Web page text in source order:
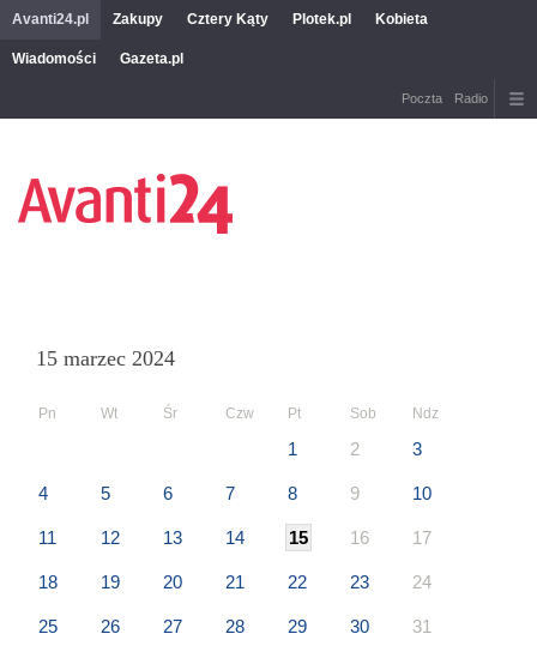
Avanti24.pl Zakupy Cztery Kąty Plotek.pl Kobieta
Wiadomości Gazeta.pl
Poczta Radio
15 marzec 2024
Pn Wt Śr Czw Pt Sob Ndz
1 2 3
4 5 6 7 8 9 10
11 12 13 14 15 16 17
18 19 20 21 22 23 24
25 26 27 28 29 30 31